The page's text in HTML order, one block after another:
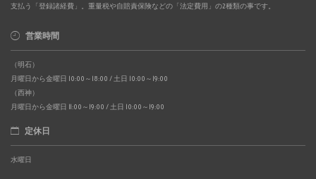
支払う「登録諸経費」。重量税や自賠責保険などの「法定費用」の2種類の事です。
営業時間
（明石）
月曜日から金曜日 10:00～18:00 / 土日 10:00～19:00
（西神）
月曜日から金曜日 11:00～19:00 / 土日 10:00～19:00
定休日
水曜日